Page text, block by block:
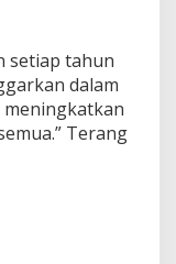
setiap tahun
dalam
Terang